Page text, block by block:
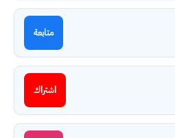
متابعة
اشتراك